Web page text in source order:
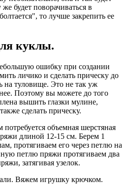
будет поворачиваться в
то лучше закрепить ее
куклы.
ошибку при создании
личико и сделать прическу до
на туловище. Это не так уж
Поэтому вы можете до того
вышить глазки мулине,
сделать прическу.
объемная шерстяная
длиной 12-15 см. Берем 1
протягиваем его через петлю на
петлю пряжи протягиваем два
затягивая узелок.